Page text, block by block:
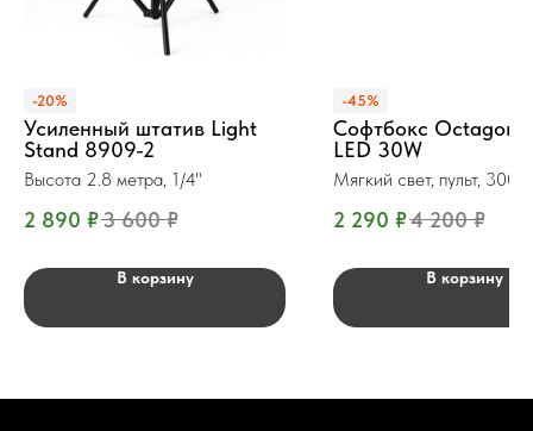
-20%
Усиленный штатив Light
Stand 8909-2
Высота 2.8 метра, 1/4"
2 890 ₽3 600 ₽
В корзину
-45%
Софтбокс Octagon
LED 30W
Мягкий свет, пульт,
2 290 ₽4 200 ₽
В корзину